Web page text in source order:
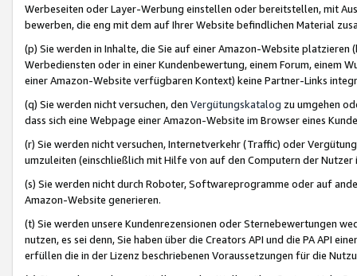
Werbeseiten oder Layer-Werbung einstellen oder bereitstellen, mit
bewerben, die eng mit dem auf Ihrer Website befindlichen Material
(p) Sie werden in Inhalte, die Sie auf einer Amazon-Website
Werbediensten oder in einer Kundenbewertung, einem Forum, einem
einer Amazon-Website verfügbaren Kontext) keine Partner-Links
(q) Sie werden nicht versuchen, den Vergütungskatalog zu umgehen
dass sich eine Webpage einer Amazon-Website im Browser eines
(r) Sie werden nicht versuchen, Internetverkehr (Traffic) oder
umzuleiten (einschließlich mit Hilfe von auf den Computern der
(s) Sie werden nicht durch Roboter, Softwareprogramme oder auf
Amazon-Website generieren.
(t) Sie werden unsere Kundenrezensionen oder Sternebewertungen
nutzen, es sei denn, Sie haben über die Creators API und die PA API
erfüllen die in der Lizenz beschriebenen Voraussetzungen für die